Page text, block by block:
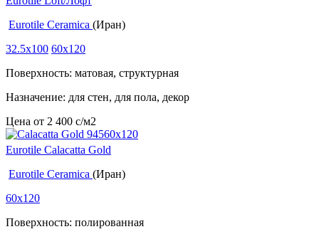
Eurotile Ceramica (Иран)
32.5x100 60x120
Поверхность: матовая, структурная
Назначение: для стен, для пола, декор
Цена от 2 400 c/м2
Eurotile Calacatta Gold
Eurotile Ceramica (Иран)
60x120
Поверхность: полированная